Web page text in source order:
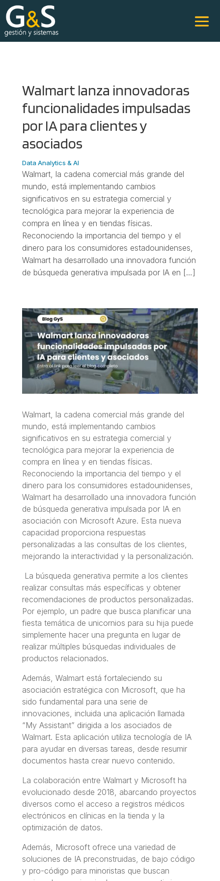
Walmart lanza innovadoras
funcionalidades impulsadas
por IA para clientes y
asociados
Data Analytics & AI
Walmart, la cadena comercial más grande del
mundo, está implementando cambios
significativos en su estrategia comercial y
tecnológica para mejorar la experiencia de
compra en línea y en tiendas físicas.
Reconociendo la importancia del tiempo y el
dinero para los consumidores estadounidenses,
Walmart ha desarrollado una innovadora función
de búsqueda generativa impulsada por IA en […]
Walmart, la cadena comercial más grande del
mundo, está implementando cambios
significativos en su estrategia comercial y
tecnológica para mejorar la experiencia de
compra en línea y en tiendas físicas.
Reconociendo la importancia del tiempo y el
dinero para los consumidores estadounidenses,
Walmart ha desarrollado una innovadora función
de búsqueda generativa impulsada por IA en
asociación con Microsoft Azure. Esta nueva
capacidad proporciona respuestas
personalizadas a las consultas de los clientes,
mejorando la interactividad y la personalización.
La búsqueda generativa permite a los clientes
realizar consultas más específicas y obtener
recomendaciones de productos personalizadas.
Por ejemplo, un padre que busca planificar una
fiesta temática de unicornios para su hija puede
simplemente hacer una pregunta en lugar de
realizar múltiples búsquedas individuales de
productos relacionados.
Además, Walmart está fortaleciendo su
asociación estratégica con Microsoft, que ha
sido fundamental para una serie de
innovaciones, incluida una aplicación llamada
“My Assistant” dirigida a los asociados de
Walmart. Esta aplicación utiliza tecnología de IA
para ayudar en diversas tareas, desde resumir
documentos hasta crear nuevo contenido.
La colaboración entre Walmart y Microsoft ha
evolucionado desde 2018, abarcando proyectos
diversos como el acceso a registros médicos
electrónicos en clínicas en la tienda y la
optimización de datos.
Además, Microsoft ofrece una variedad de
soluciones de IA preconstruidas, de bajo código
y pro-código para minoristas que buscan